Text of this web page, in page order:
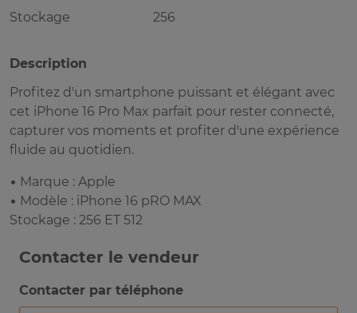
Stockage
256
Description
Profitez d'un smartphone puissant et élégant avec
cet iPhone 16 Pro Max parfait pour rester connecté,
capturer vos moments et profiter d'une expérience
fluide au quotidien.
• Marque : Apple
• Modèle : iPhone 16 pRO MAX
Stockage : 256 ET 512
Contacter le vendeur
Contacter par téléphone